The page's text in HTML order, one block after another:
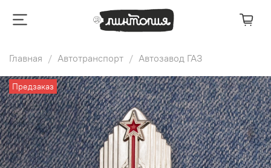
Главная Автотранспорт Автозавод ГАЗ
Предзаказ